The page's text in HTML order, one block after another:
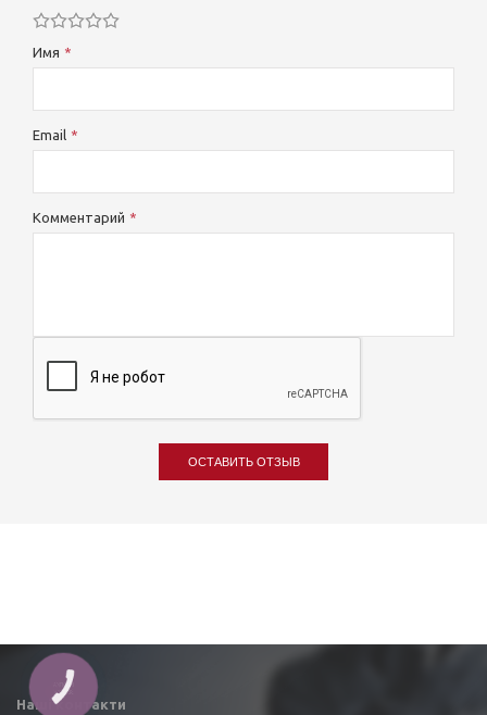
Имя
Email
Комментарий
ОСТАВИТЬ ОТЗЫВ
Наші контакти
КНОПКА
ЗВ'ЯЗКУ